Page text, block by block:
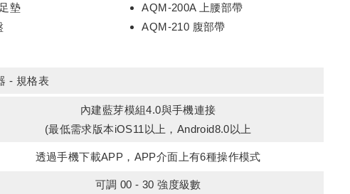
墊
AQM-200A 上腰部帶
AQM-210 腹部帶
- 規格表
內建藍芽模組4.0與手機連接
(最低需求版本iOS11以上，Android8.0以上
透過手機下載APP，APP介面上有6種操作模式
可調 00 - 30 強度級數